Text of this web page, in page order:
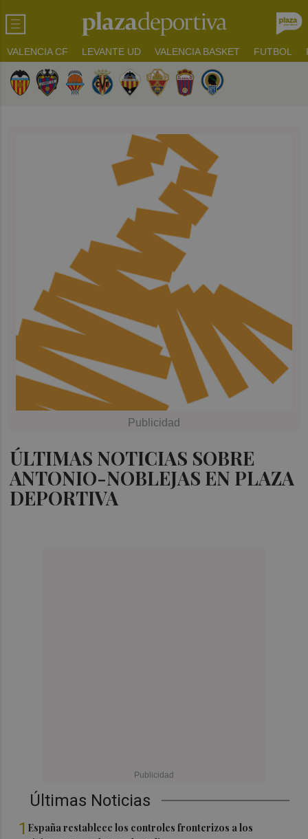
VALENCIA CF LEVANTE UD VALENCIA BASKET FUTBOL
ÚLTIMAS NOTICIAS SOBRE
ANTONIO-NOBLEJAS EN PLAZA
DEPORTIVA
Últimas Noticias
1 España restablece los controles fronterizos a los